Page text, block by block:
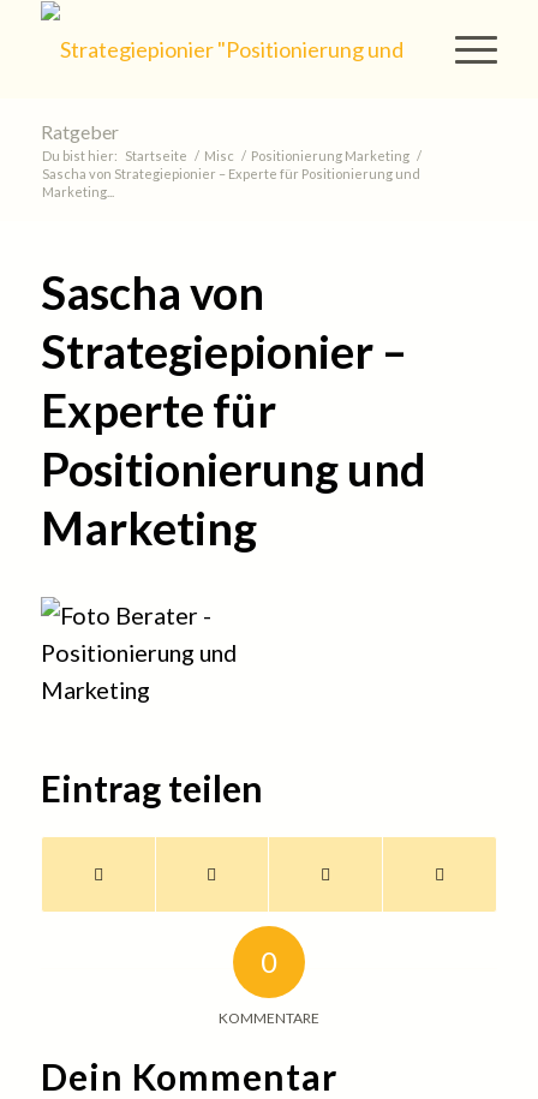
Ratgeber
Du bist hier: Startseite / Misc / Positionierung Marketing /
Sascha von Strategiepionier – Experte für Positionierung und
Marketing...
Sascha von
Strategiepionier –
Experte für
Positionierung und
Marketing
Eintrag teilen
0
KOMMENTARE
Dein Kommentar